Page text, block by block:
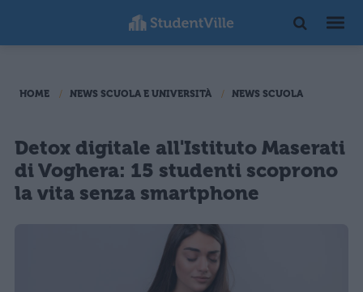
HOME NEWS SCUOLA E UNIVERSITÀ NEWS SCUOLA
Detox digitale all'Istituto Maserati
di Voghera: 15 studenti scoprono
la vita senza smartphone